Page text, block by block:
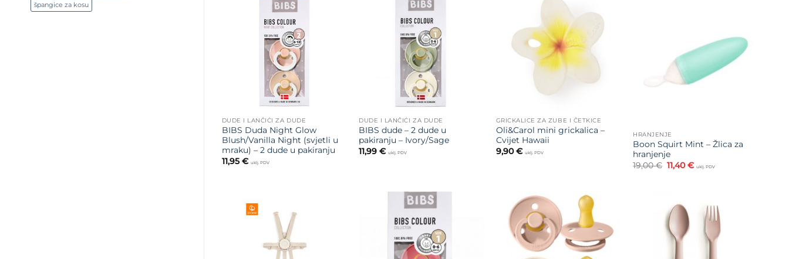
špangice za kosu
DUDE I LANČIĆI ZA DUDE
BIBS Duda Night Glow
Blush/Vanilla Night (svjetli u
mraku) – 2 dude u pakiranju
11,95 € uklj. PDV
DUDE I LANČIĆI ZA DUDE
BIBS dude – 2 dude u
pakiranju – Ivory/Sage
11,99€ uklj. PDV
Dodajte
želja
GRICKALICE ZA ZUBE I ČETKICE
Oli&Carol mini grickalica –
Cvijet Hawaii
9,90€ uklj. PDV
na listu
želja
HRANJENJE
Boon Squirt Mint – Žlica za
hranjenje
19,00€ Izvorna
cijena
11,40€Trenutna
cijena
uklj. PDV
Dodajte
na listu
želja